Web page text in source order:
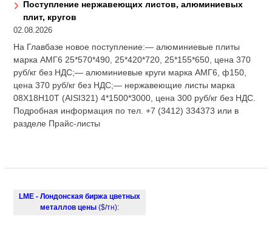
Поступление нержавеющих листов, алюминиевых
плит, кругов
02.08.2026
На Главбазе новое поступление:— алюминиевые плиты
марка АМГ6 25*570*490, 25*420*720, 25*155*650, цена 370
руб/кг без НДС;— алюминиевые круги марка АМГ6, ф150,
цена 370 руб/кг без НДС;— нержавеющие листы марка
08Х18Н10Т (AISI321) 4*1500*3000, цена 300 руб/кг без НДС.
Подробная информация по тел. +7 (3412) 334373 или в
разделе Прайс-листы
LME - Лондонская биржа цветных
металлов цены ($/тн):